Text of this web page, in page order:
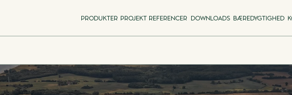
PRODUKTER PROJEKT REFERENCER DOWNLOADS BÆREDYGTIGHED